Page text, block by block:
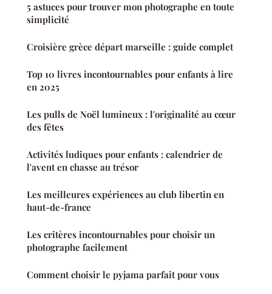
5 astuces pour trouver mon photographe en toute
simplicité
Croisière grèce départ marseille : guide complet
Top 10 livres incontournables pour enfants à lire
en 2025
Les pulls de Noël lumineux : l'originalité au cœur
des fêtes
Activités ludiques pour enfants : calendrier de
l'avent en chasse au trésor
Les meilleures expériences au club libertin en
haut-de-france
Les critères incontournables pour choisir un
photographe facilement
Comment choisir le pyjama parfait pour vous